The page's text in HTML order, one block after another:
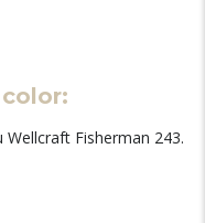
Fisherman 243.